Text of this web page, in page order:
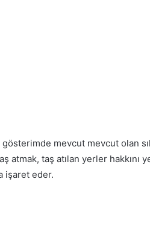
mevcut mevcut olan
atmak, taş atılan yerler hakkını
işaret eder.